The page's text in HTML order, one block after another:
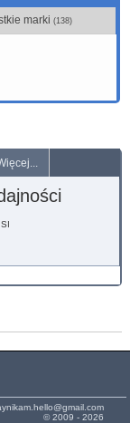
marki(138)
SI
© 2009 - 2026